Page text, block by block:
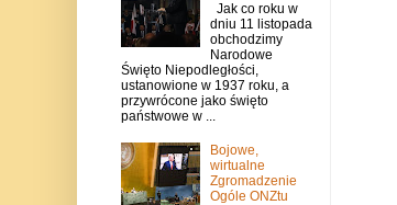
Jak co roku w
dniu 11 listopada
obchodzimy
Narodowe
Święto Niepodległości,
ustanowione w 1937 roku, a
przywrócone jako święto
państwowe w ...
Bojowe,
wirtualne
Zgromadzenie
Ogóle ONZtu